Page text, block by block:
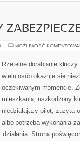
MOŻLIWOŚĆ
Rzetelne dorabianie
wielu osób okazuje się
oczekiwanym momencie.
mieszkania, uszkodzony
niedziałający pilot, zużyta
albo potrzeba wykonania
Strona